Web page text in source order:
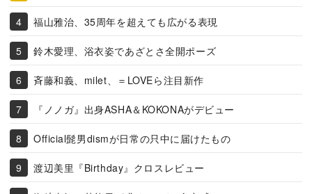
福山雅治、35周年を超えても広がる表現
鈴木愛理、浴衣姿であざとさ全開ポーズ
斉藤和義、milet、＝LOVEら注目新作
『ノノガ』出身ASHA＆KOKONAがデビュー
Official髭男dismが日常の只中に届けたもの
渡辺美里『Birthday』クロスレビュー